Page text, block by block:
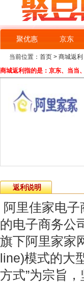
聚优惠 京东
当前位置： 首页> 商城返利
商城返利指的是：京东、当当
返利说明
阿里佳家电
的电子商务公
旗下阿里家家
line)模式的大
方式”为宗旨